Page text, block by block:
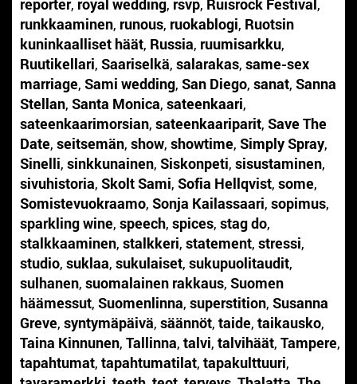
runkkaaminen, runous, ruokablogi, Ruotsin
kuninkaalliset häät, Russia, ruumisarkku,
Ruutikellari, Saariselkä, salarakas, same-sex
marriage, Sami wedding, San Diego, sanat, Sanna
Stellan, Santa Monica, sateenkaari,
sateenkaarimorsian, sateenkaariparit, Save The
Date, seitsemän, show, showtime, Simply Spray,
Sinelli, sinkkunainen, Siskonpeti, sisustaminen,
sivuhistoria, Skolt Sami, Sofia Hellqvist, some,
Somistevuokraamo, Sonja Kailassaari, sopimus,
sparkling wine, speech, spices, stag do,
stalkkaaminen, stalkkeri, statement, stressi,
studio, suklaa, sukulaiset, sukupuolitaudit,
sulhanen, suomalainen rakkaus, Suomen
häämessut, Suomenlinna, superstition, Susanna
Greve, syntymäpäivä, säännöt, taide, taikausko,
Taina Kinnunen, Tallinna, talvi, talvihäät, Tampere,
tapahtumat, tapahtumatilat, tapakulttuuri,